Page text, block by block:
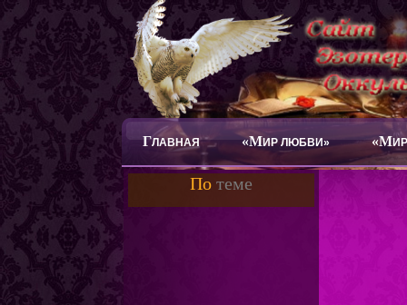
ГЛАВНАЯ «МИР ЛЮБВИ» «М
По теме